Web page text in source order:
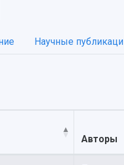
Научные
Авторы